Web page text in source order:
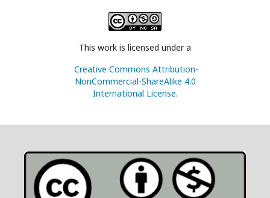
This work is licensed under a
Creative Commons Attribution-
NonCommercial-ShareAlike 4.0
International License.